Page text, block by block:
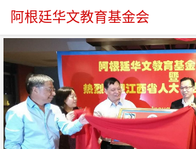
阿根廷华文教育基金会